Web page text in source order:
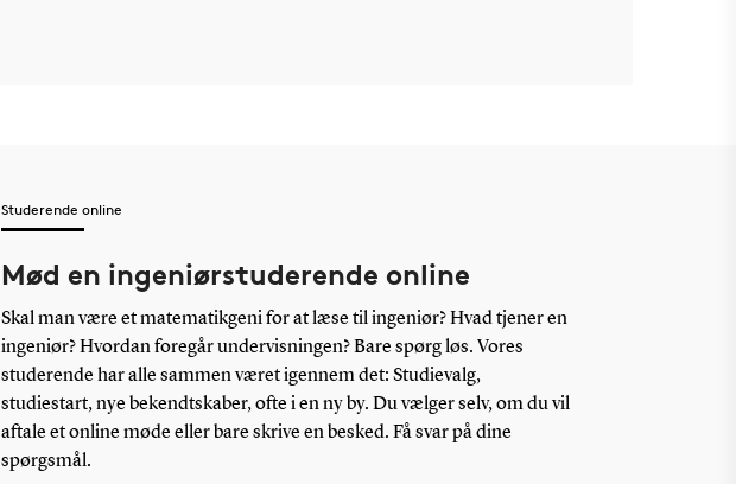
Studerende online
Mød en ingeniørstuderende online
Skal man være et matematikgeni for at læse til ingeniør? Hvad tjener en
ingeniør? Hvordan foregår undervisningen? Bare spørg løs. Vores
studerende har alle sammen været igennem det: Studievalg,
studiestart, nye bekendtskaber, ofte i en ny by. Du vælger selv, om du vil
aftale et online møde eller bare skrive en besked. Få svar på dine
spørgsmål.